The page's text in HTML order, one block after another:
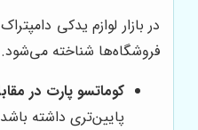
در بازار لوازم یدکی
فروشگاه‌ها شناخته می‌شود.
کوماتسو پارت در
پایین‌تری داشته